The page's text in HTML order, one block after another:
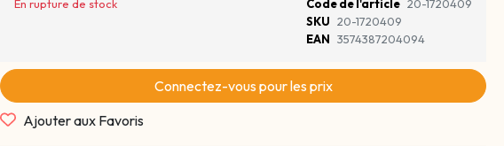
En rupture de stock
Code de l'article 20-1720409
SKU 20-1720409
EAN 3574387204094
Connectez-vous pour les prix
Ajouter aux Favoris